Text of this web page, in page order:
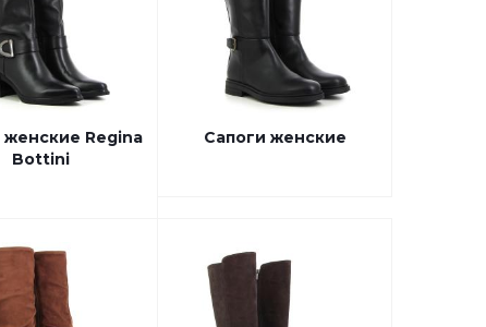
женские Regina
Bottini
Сапоги женские